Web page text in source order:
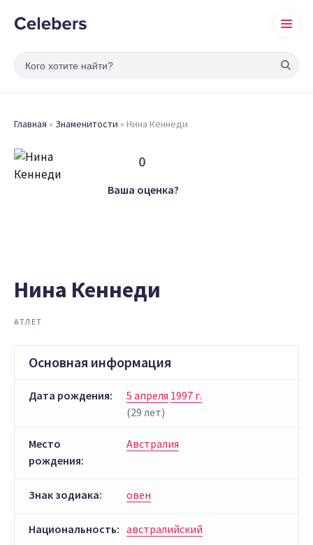
Главная » Знаменитости » Нина Кеннеди
0
Ваша оценка?
Нина Кеннеди
АТЛЕТ
Основная информация
Дата рождения: 5 апреля 1997 г.
(29 лет)
Место
рождения:
Австралия
Знак зодиака: овен
Национальность: австралийский